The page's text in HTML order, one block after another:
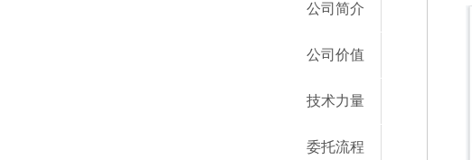
公司简介
公司价值
技术力量
委托流程